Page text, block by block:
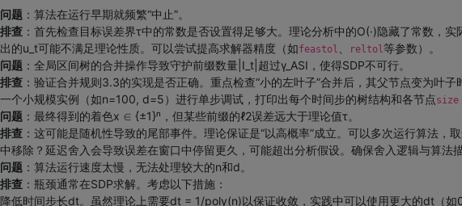
问题 ：算法在运行早期就频繁“中止”。
排查 ：首先检查目标误差界τ中的常数是否设置得足够大。理论分析中的O(·)隐藏了常数，
出的u_t可能不满足理论性质。可以尝试提高求解器精度（如feastol reltol等参数）。
问题 ：全局区间树的合并操作导致守护前缀数量|I_t|超过γ_ASI，使得SDP不可行。
排查 ：验证合并规则3.3的实现是否正确。重点检查“小的左叶子”合并后，其父节点变为叶
一个小规模实例（如n=100, d=5）进行单步调试，打印出每个时间步的树结构和各节点size
问题 ：最终得到的着色x ∈ {±1}ⁿ，但某些前缀的ℓ2误差远大于理论值τ。
排查 ：这可能是随机性导致的尾部事件。理论保证是“以高概率”成立。可以多次运行算法
中移除？延迟舍入会导致误差在窗口中停留更久，可能超出分析假设。确保舍入逻辑与算法
问题 ：算法运行速度太慢，无法处理较大的n和d。
排查 ：瓶颈通常在SDP求解。考虑以下措施：
降低时间步长dt。虽然理论上需要dt = 1/poly(n)以保证收敛，实践中可以使用更大的dt（如